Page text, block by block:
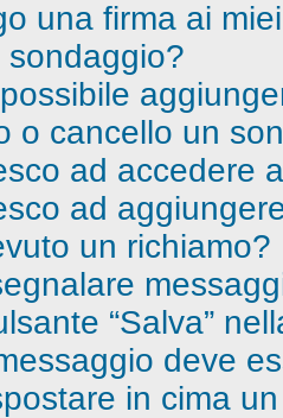
una firma ai
o cancello un
ad accedere
ad
un richiamo?
“Salva”
deve
in cima